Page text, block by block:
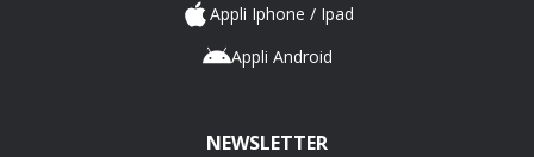
Appli Iphone / Ipad
Appli Android
NEWSLETTER